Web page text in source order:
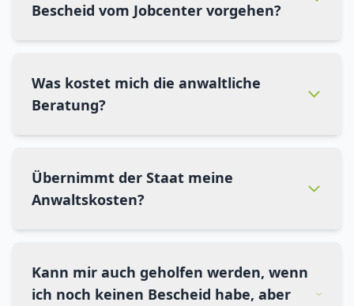
Bescheid vom Jobcenter vorgehen?
Was kostet mich die anwaltliche
Beratung?
Übernimmt der Staat meine
Anwaltskosten?
Kann mir auch geholfen werden, wenn
ich noch keinen Bescheid habe, aber